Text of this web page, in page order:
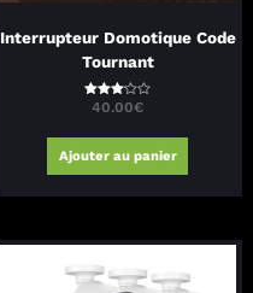
Interrupteur Domotique Code
Tournant
Note
40.00€
Ajouter au panier